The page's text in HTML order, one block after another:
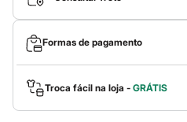
Saias
Shorts e Bermudas
Vestidos
Acessórios
Bolsas
Bonés e Chapéus
Bijoux
Cintos
Formas de pagamento
Troca fácil na loja - GRÁTIS